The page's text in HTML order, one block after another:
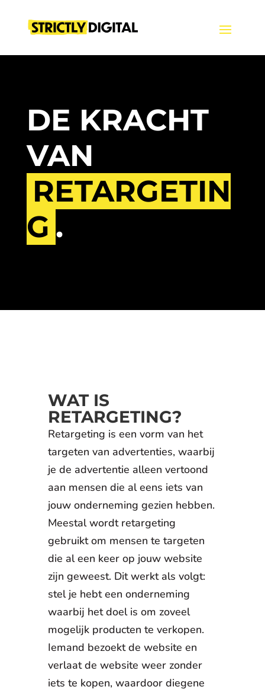
DE KRACHT
VAN
RETARGETIN
G .
WAT IS
RETARGETING?
Retargeting is een vorm van het
targeten van advertenties, waarbij
je de advertentie alleen vertoond
aan mensen die al eens iets van
jouw onderneming gezien hebben.
Meestal wordt retargeting
gebruikt om mensen te targeten
die al een keer op jouw website
zijn geweest. Dit werkt als volgt:
stel je hebt een onderneming
waarbij het doel is om zoveel
mogelijk producten te verkopen.
Iemand bezoekt de website en
verlaat de website weer zonder
iets te kopen, waardoor diegene